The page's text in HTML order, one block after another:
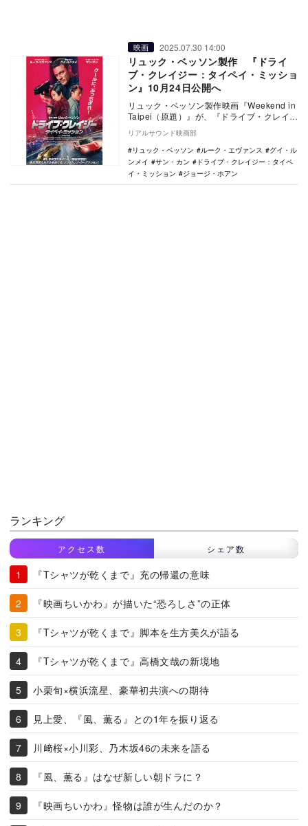
映画 2025.07.30 14:00
リュック・ベッソン製作 『ドライ
ブ・クレイジー：タイペイ・ミッショ
ン』10月24日公開へ
リュック・ベッソン製作映画『Weekend in
Taipei（原題）』が、『ドライブ・クレイジ
ー：タイペイ・ミッション』の邦題…
リアルサウンド映画部
リュック・ベッソン
ルーク・エヴァンス
グイ・ル
ンメイ
サン・カン
ドライブ・クレイジー：タイペ
イ・ミッション
ジョージ・ホアン
ランキング
アクセス数 シェア数
『Tシャツが乾くまで』充の帰還の意味
『映画ちいかわ』が描いた“恐ろしさ”の正体
『Tシャツが乾くまで』脚本を生方美久が語る
『Tシャツが乾くまで』高橋文哉の新境地
小栗旬×横浜流星、豪華初共演への期待
見上愛、『風、薫る』との1年を振り返る
川﨑桜×小川彩、乃木坂46の未来を語る
『風、薫る』はなぜ新しい朝ドラに？
『映画ちいかわ』怪物は誰が生んだのか？